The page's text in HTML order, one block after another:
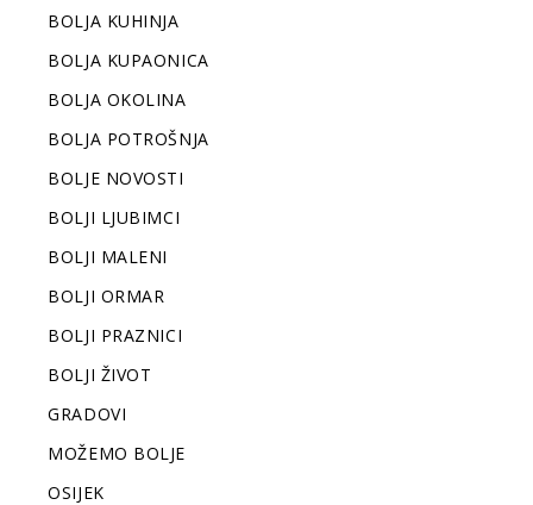
BOLJA KUHINJA
BOLJA KUPAONICA
BOLJA OKOLINA
BOLJA POTROŠNJA
BOLJE NOVOSTI
BOLJI LJUBIMCI
BOLJI MALENI
BOLJI ORMAR
BOLJI PRAZNICI
BOLJI ŽIVOT
GRADOVI
MOŽEMO BOLJE
OSIJEK